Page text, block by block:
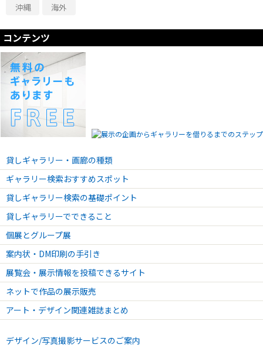
2024.09.21 - 2024.10.05
2024.09.02 - 2024.09.14
第2回 FEI PURO ART AWARD 大賞者展 陳柏欣「南の方」
2024.07.22 - 2024.08.03
髙栁麻美子 星々の声 voice of the stars
2024.07.01 - 2024.07.13
西谷拓磨展ーONOGOROJIMAー
2024.06.14 - 2024.06.26
官野良太個展ー波の音ー
2024.05.23 - 2024.06.08
方舟の乗客名簿 一条美由紀個展
2024.05.09 - 2024.05.18
伊藤あずさ展「移りゆく季節と記憶の残像」
2024.04.18 - 2024.05.02
中嶋明希展-MY GARDEN-
2024.04.01 - 2024.04.13
東尾文華-華榮-
2024.03.08 - 2024.03.23
春つ方ーはるつかたーvol.6
2024.02.19 - 2024.03.02
Roppongi α Art Week 陳柏欣(チェン・ポーシン)個展-南国の事情ー
沖縄
海外
コンテンツ
貸しギャラリー・画廊の種類
ギャラリー検索おすすめスポット
貸しギャラリー検索の基礎ポイント
貸しギャラリーでできること
個展とグループ展
案内状・DM印刷の手引き
展覧会・展示情報を投稿できるサイト
ネットで作品の展示販売
アート・デザイン関連雑誌まとめ
デザイン/写真撮影サービスのご案内